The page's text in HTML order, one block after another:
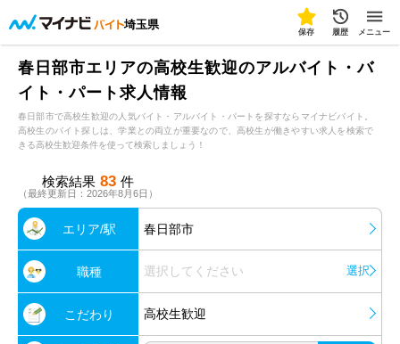
埼玉県
保存 履歴 メニュー
春日部市エリアの高校生歓迎のアルバイト・バ
イト・パート求人情報
春日部市で高校生歓迎の人気バイト・アルバイト・パートを探すならマイナビバイト。
高校生のバイト探しは、学業との両立が重要なので、高校生が働きやすい求人を検索で
きる高校生歓迎条件を使って検索しましょう！
検索結果 83 件
（最終更新日：2026年8月6日）
エリア/駅 春日部市
職種 選択してください 選択
こだわり 高校生歓迎